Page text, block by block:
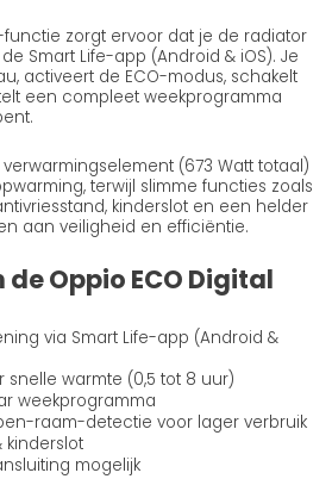
zorgt ervoor dat je de radiator
Smart Life-app (Android & iOS). Je
activeert de ECO-modus, schakelt
een compleet weekprogramma
(673 Watt totaal)
terwijl slimme functies zoals
kinderslot en een helder
aan veiligheid en efficiëntie.
Oppio ECO Digital
via Smart Life-app (Android &
snelle warmte (0,5 tot 8 uur)
weekprogramma
raam-detectie voor lager verbruik
kinderslot
mogelijk